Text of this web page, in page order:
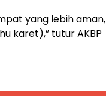
yang lebih aman,
karet),” tutur AKBP